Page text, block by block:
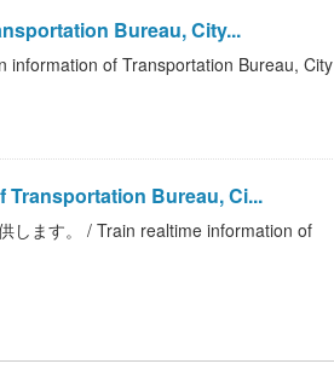
Bureau, City...
information of Transportation Bureau, City
Transportation Bureau, Ci...
します。 / Train realtime information of